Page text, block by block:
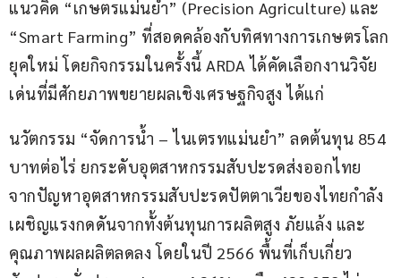
แนวคิด “เกษตรแม่นยำ” (Precision Agriculture) และ
“Smart Farming” ที่สอดคล้องกับทิศทางการเกษตรโลก
ยุคใหม่ โดยกิจกรรมในครั้งนี้ ARDA ได้คัดเลือกงานวิจัย
เด่นที่มีศักยภาพขยายผลเชิงเศรษฐกิจสูง ได้แก่
นวัตกรรม “จัดการน้ำ – ไนเตรทแม่นยำ” ลดต้นทุน 854
บาทต่อไร่ ยกระดับอุตสาหกรรมสับปะรดส่งออกไทย
จากปัญหาอุตสาหกรรมสับปะรดปัตตาเวียของไทยกำลัง
เผชิญแรงกดดันจากทั้งต้นทุนการผลิตสูง ภัยแล้ง และ
คุณภาพผลผลิตลดลง โดยในปี 2566 พื้นที่เก็บเกี่ยว